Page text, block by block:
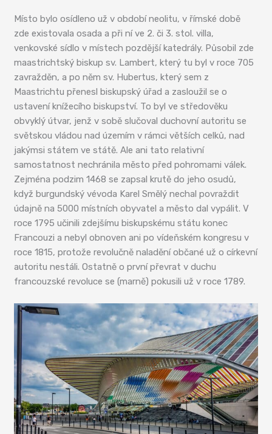
Místo bylo osídleno už v období neolitu, v římské době
zde existovala osada a při ní ve 2. či 3. stol. villa,
venkovské sídlo v místech pozdější katedrály. Působil zde
maastrichtský biskup sv. Lambert, který tu byl v roce 705
zavražděn, a po něm sv. Hubertus, který sem z
Maastrichtu přenesl biskupský úřad a zasloužil se o
ustavení knížecího biskupství. To byl ve středověku
obvyklý útvar, jenž v sobě slučoval duchovní autoritu se
světskou vládou nad územím v rámci větších celků, nad
jakýmsi státem ve státě. Ale ani tato relativní
samostatnost nechránila město před pohromami válek.
Zejména podzim 1468 se zapsal krutě do jeho osudů,
když burgundský vévoda Karel Smělý nechal povraždit
údajně na 5000 místních obyvatel a město dal vypálit. V
roce 1795 učinili zdejšímu biskupskému státu konec
Francouzi a nebyl obnoven ani po vídeňském kongresu v
roce 1815, protože revolučně naladění občané už o církevní
autoritu nestáli. Ostatně o první převrat v duchu
francouzské revoluce se (marně) pokusili už v roce 1789.